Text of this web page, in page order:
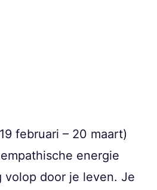
februari – 20 maart)
energie
volop door je leven. Je